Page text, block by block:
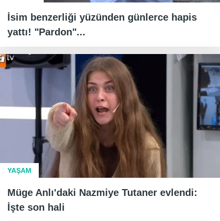
İsim benzerliği yüzünden günlerce hapis
yattı! "Pardon"...
YAŞAM
Müge Anlı'daki Nazmiye Tutaner evlendi:
İşte son hali